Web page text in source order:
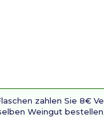
zahlen Sie 8€
Weingut